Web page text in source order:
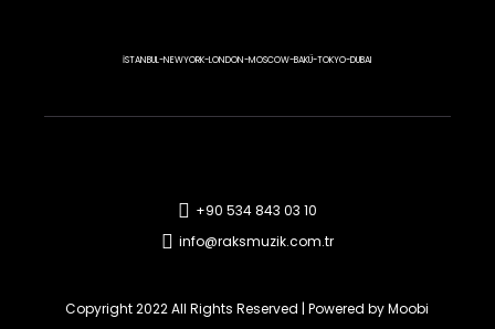
İSTANBUL-NEWYORK-LONDON-MOSCOW-BAKÜ-TOKYO-DUBAI
+90 534 843 03 10
info@raksmuzik.com.tr
Copyright 2022 All Rights Reserved | Powered byMoobi